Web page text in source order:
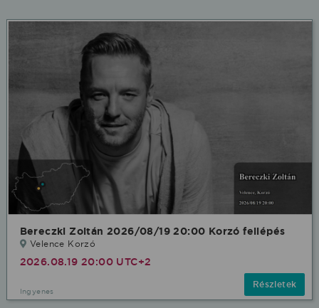
Bereczki Zoltán 2026/08/19 20:00 Korzó fellépés
Velence Korzó
2026.08.19 20:00 UTC+2
Ingyenes
Részletek